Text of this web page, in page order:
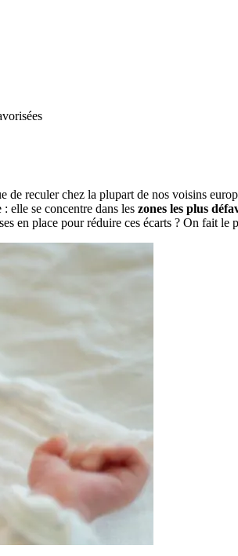
de reculer chez la plupart de nos voisins
elle se concentre dans les zones les plus
en place pour réduire ces écarts ? On fait le